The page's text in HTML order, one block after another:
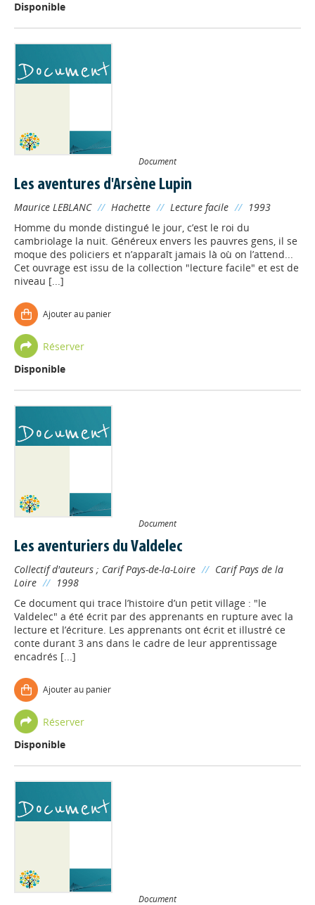
Disponible
Document
Les aventures d'Arsène Lupin
Maurice LEBLANC // Hachette // Lecture facile // 1993
Homme du monde distingué le jour, c’est le roi du
cambriolage la nuit. Généreux envers les pauvres gens, il se
moque des policiers et n’apparaît jamais là où on l’attend...
Cet ouvrage est issu de la collection "lecture facile" et est de
niveau [...]
Ajouter au panier
Réserver
Disponible
Document
Les aventuriers du Valdelec
Collectif d'auteurs ; Carif Pays-de-la-Loire // Carif Pays de la
Loire // 1998
Ce document qui trace l’histoire d’un petit village : "le
Valdelec" a été écrit par des apprenants en rupture avec la
lecture et l’écriture. Les apprenants ont écrit et illustré ce
conte durant 3 ans dans le cadre de leur apprentissage
encadrés [...]
Ajouter au panier
Réserver
Disponible
Document